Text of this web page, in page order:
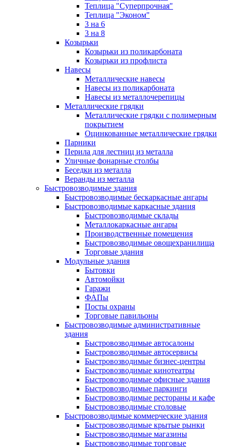
Теплица "Суперпрочная"
Теплица "Эконом"
3 на 6
3 на 8
Козырьки
Козырьки из поликарбоната
Козырьки из профлиста
Навесы
Металлические навесы
Навесы из поликарбоната
Навесы из металлочерепицы
Металлические грядки
Металлические грядки с полимерным
покрытием
Оцинкованные металлические грядки
Парники
Перила для лестниц из металла
Уличные фонарные столбы
Беседки из металла
Веранды из металла
Быстровозводимые здания
Быстровозводимые бескаркасные ангары
Быстровозводимые каркасные здания
Быстровозводимые склады
Металлокаркасные ангары
Производственные помещения
Быстровозводимые овощехранилища
Торговые здания
Модульные здания
Бытовки
Автомойки
Гаражи
ФАПы
Посты охраны
Торговые павильоны
Быстровозводимые административные
здания
Быстровозводимые автосалоны
Быстровозводимые автосервисы
Быстровозводимые бизнес-центры
Быстровозводимые кинотеатры
Быстровозводимые офисные здания
Быстровозводимые паркинги
Быстровозводимые рестораны и кафе
Быстровозводимые столовые
Быстровозводимые коммерческие здания
Быстровозводимые крытые рынки
Быстровозводимые магазины
Быстровозводимые торговые